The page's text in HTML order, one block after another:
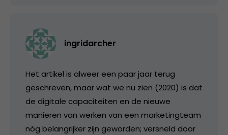
ingridarcher
Het artikel is alweer een paar jaar terug
geschreven, maar wat we nu zien (2020) is dat
de digitale capaciteiten en de nieuwe
manieren van werken van een marketingteam
nóg belangrijker zijn geworden; versneld door